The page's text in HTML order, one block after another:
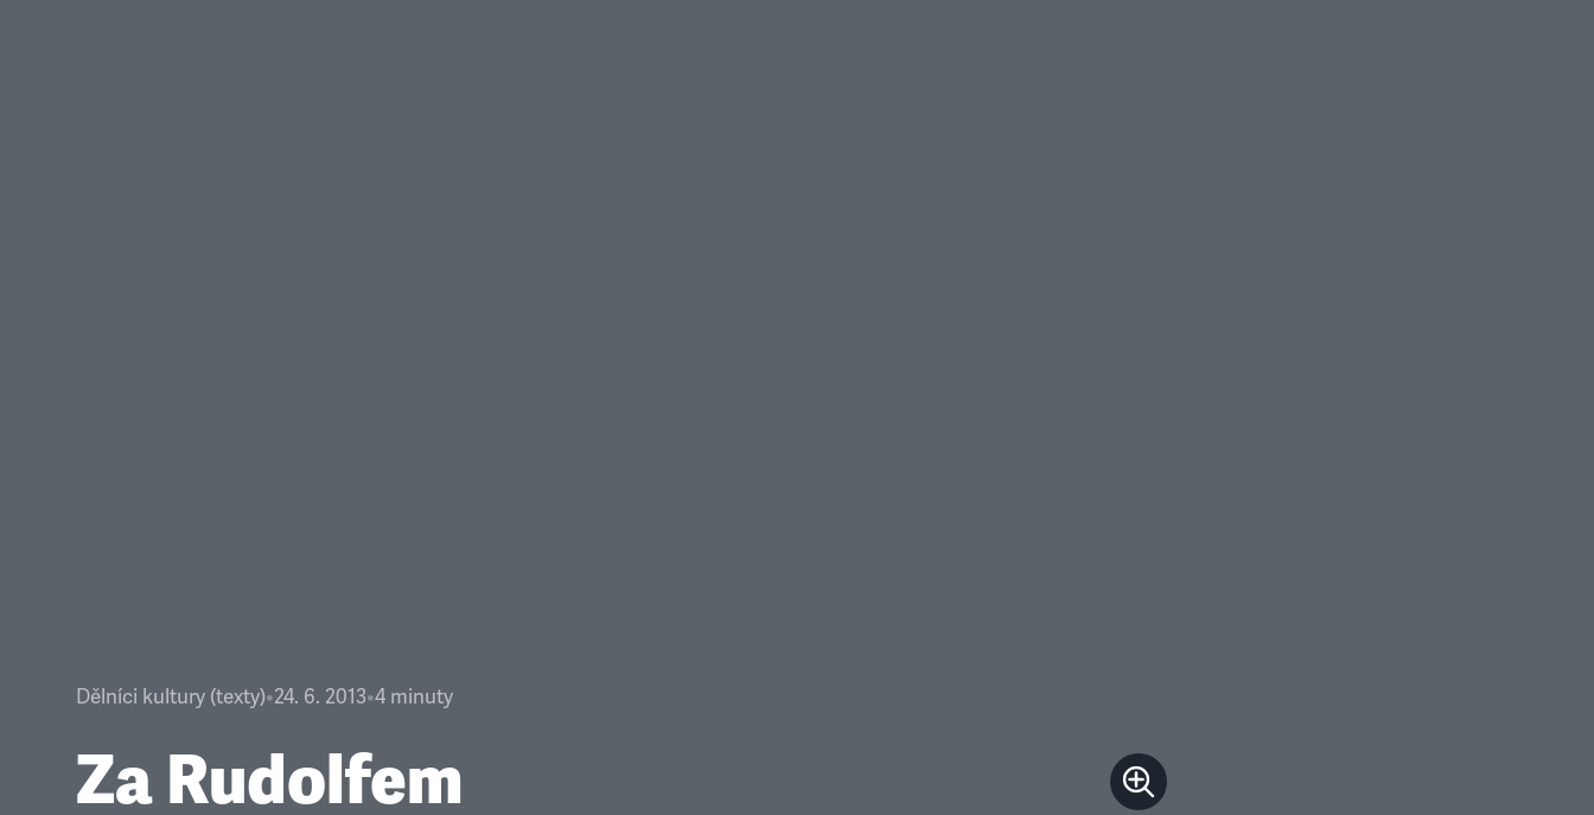
Dělníci kultury (texty)•24. 6. 2013•4 minuty
Za Rudolfem